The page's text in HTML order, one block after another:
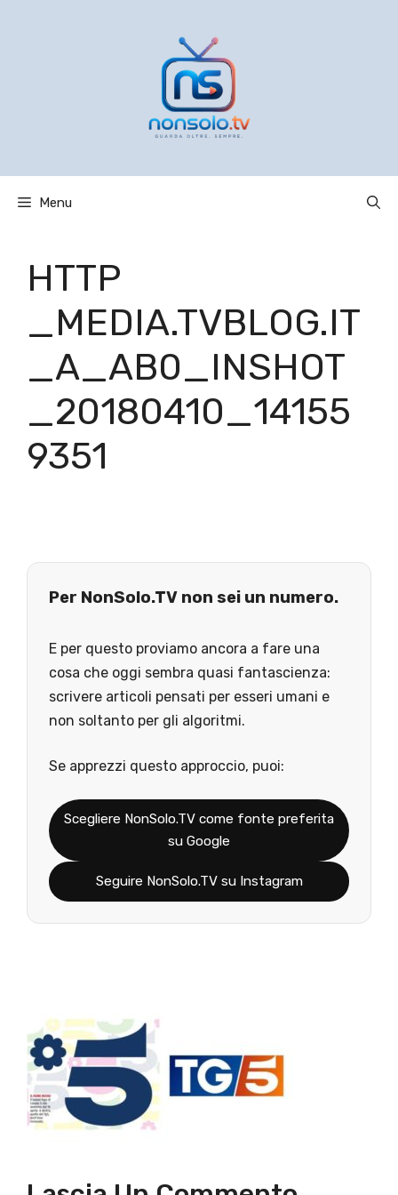
Menu
HTTP
_MEDIA.TVBLOG.IT
_A_AB0_INSHOT
_20180410_14155
9351
Per NonSolo.TV non sei un numero.
E per questo proviamo ancora a fare una
cosa che oggi sembra quasi fantascienza:
scrivere articoli pensati per esseri umani e
non soltanto per gli algoritmi.
Se apprezzi questo approccio, puoi:
Scegliere NonSolo.TV come fonte preferita
su Google
Seguire NonSolo.TV su Instagram